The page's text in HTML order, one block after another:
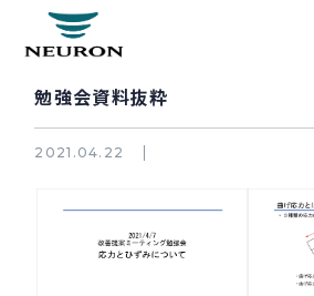
管路防災研究所 Pipeline
勉強会資料抜粋
2021.04.22